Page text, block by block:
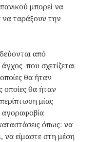
μπορεί να
να ταράξουν την
από
που σχετίζεται
θα ήταν
οποίες θα ήταν
μίας
αγοραφοβία
όπως: να
να είμαστε στη μέση